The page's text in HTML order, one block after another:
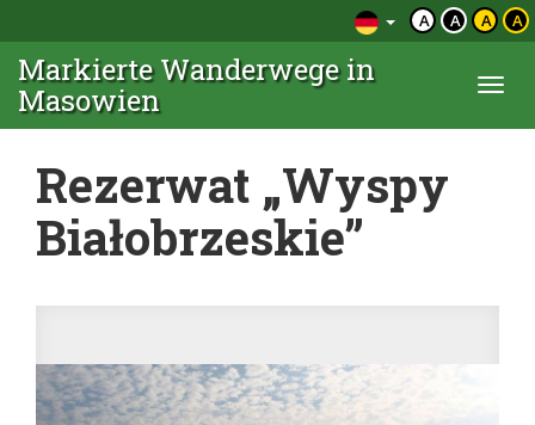
A A A A
Markierte Wanderwege in
Masowien
Rezerwat „Wyspy
Białobrzeskie”